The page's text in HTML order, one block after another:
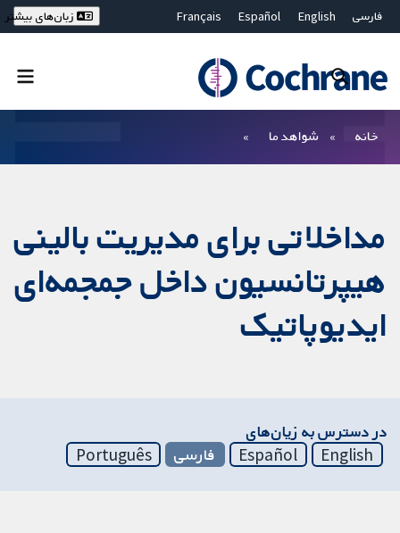
فارسی English
Español
Français
Bahasa Malaysia
ไทย
繁體中文
زبان‌های بیشتر
خانه شواهد ما
مداخلاتی برای مدیریت بالینی
هیپرتانسیون داخل جمجمه‌ای
ایدیوپاتیک
در دسترس به زیان‌های
English
Español فارسی Português